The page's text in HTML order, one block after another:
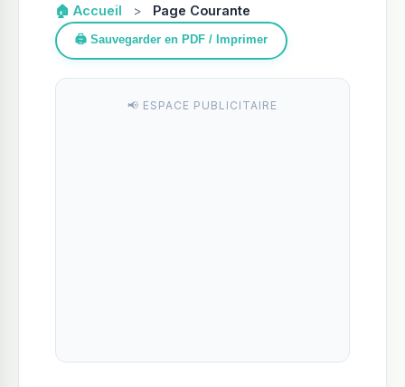
🏠 Accueil > Page Courante
🖨️ Sauvegarder en PDF / Imprimer
📢 ESPACE PUBLICITAIRE